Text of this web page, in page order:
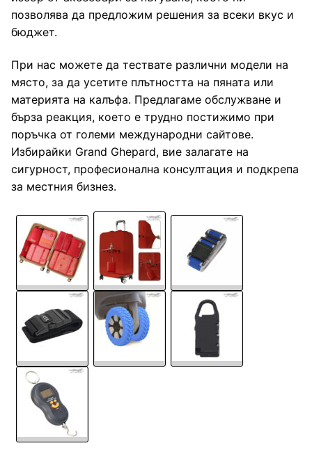
позволява да предложим решения за всеки вкус и
бюджет.
При нас можете да тествате различни модели на
място, за да усетите плътността на пяната или
материята на калъфа. Предлагаме обслужване и
бърза реакция, което е трудно постижимо при
поръчка от големи международни сайтове.
Избирайки Grand Ghepard, вие залагате на
сигурност, професионална консултация и подкрепа
за местния бизнез.